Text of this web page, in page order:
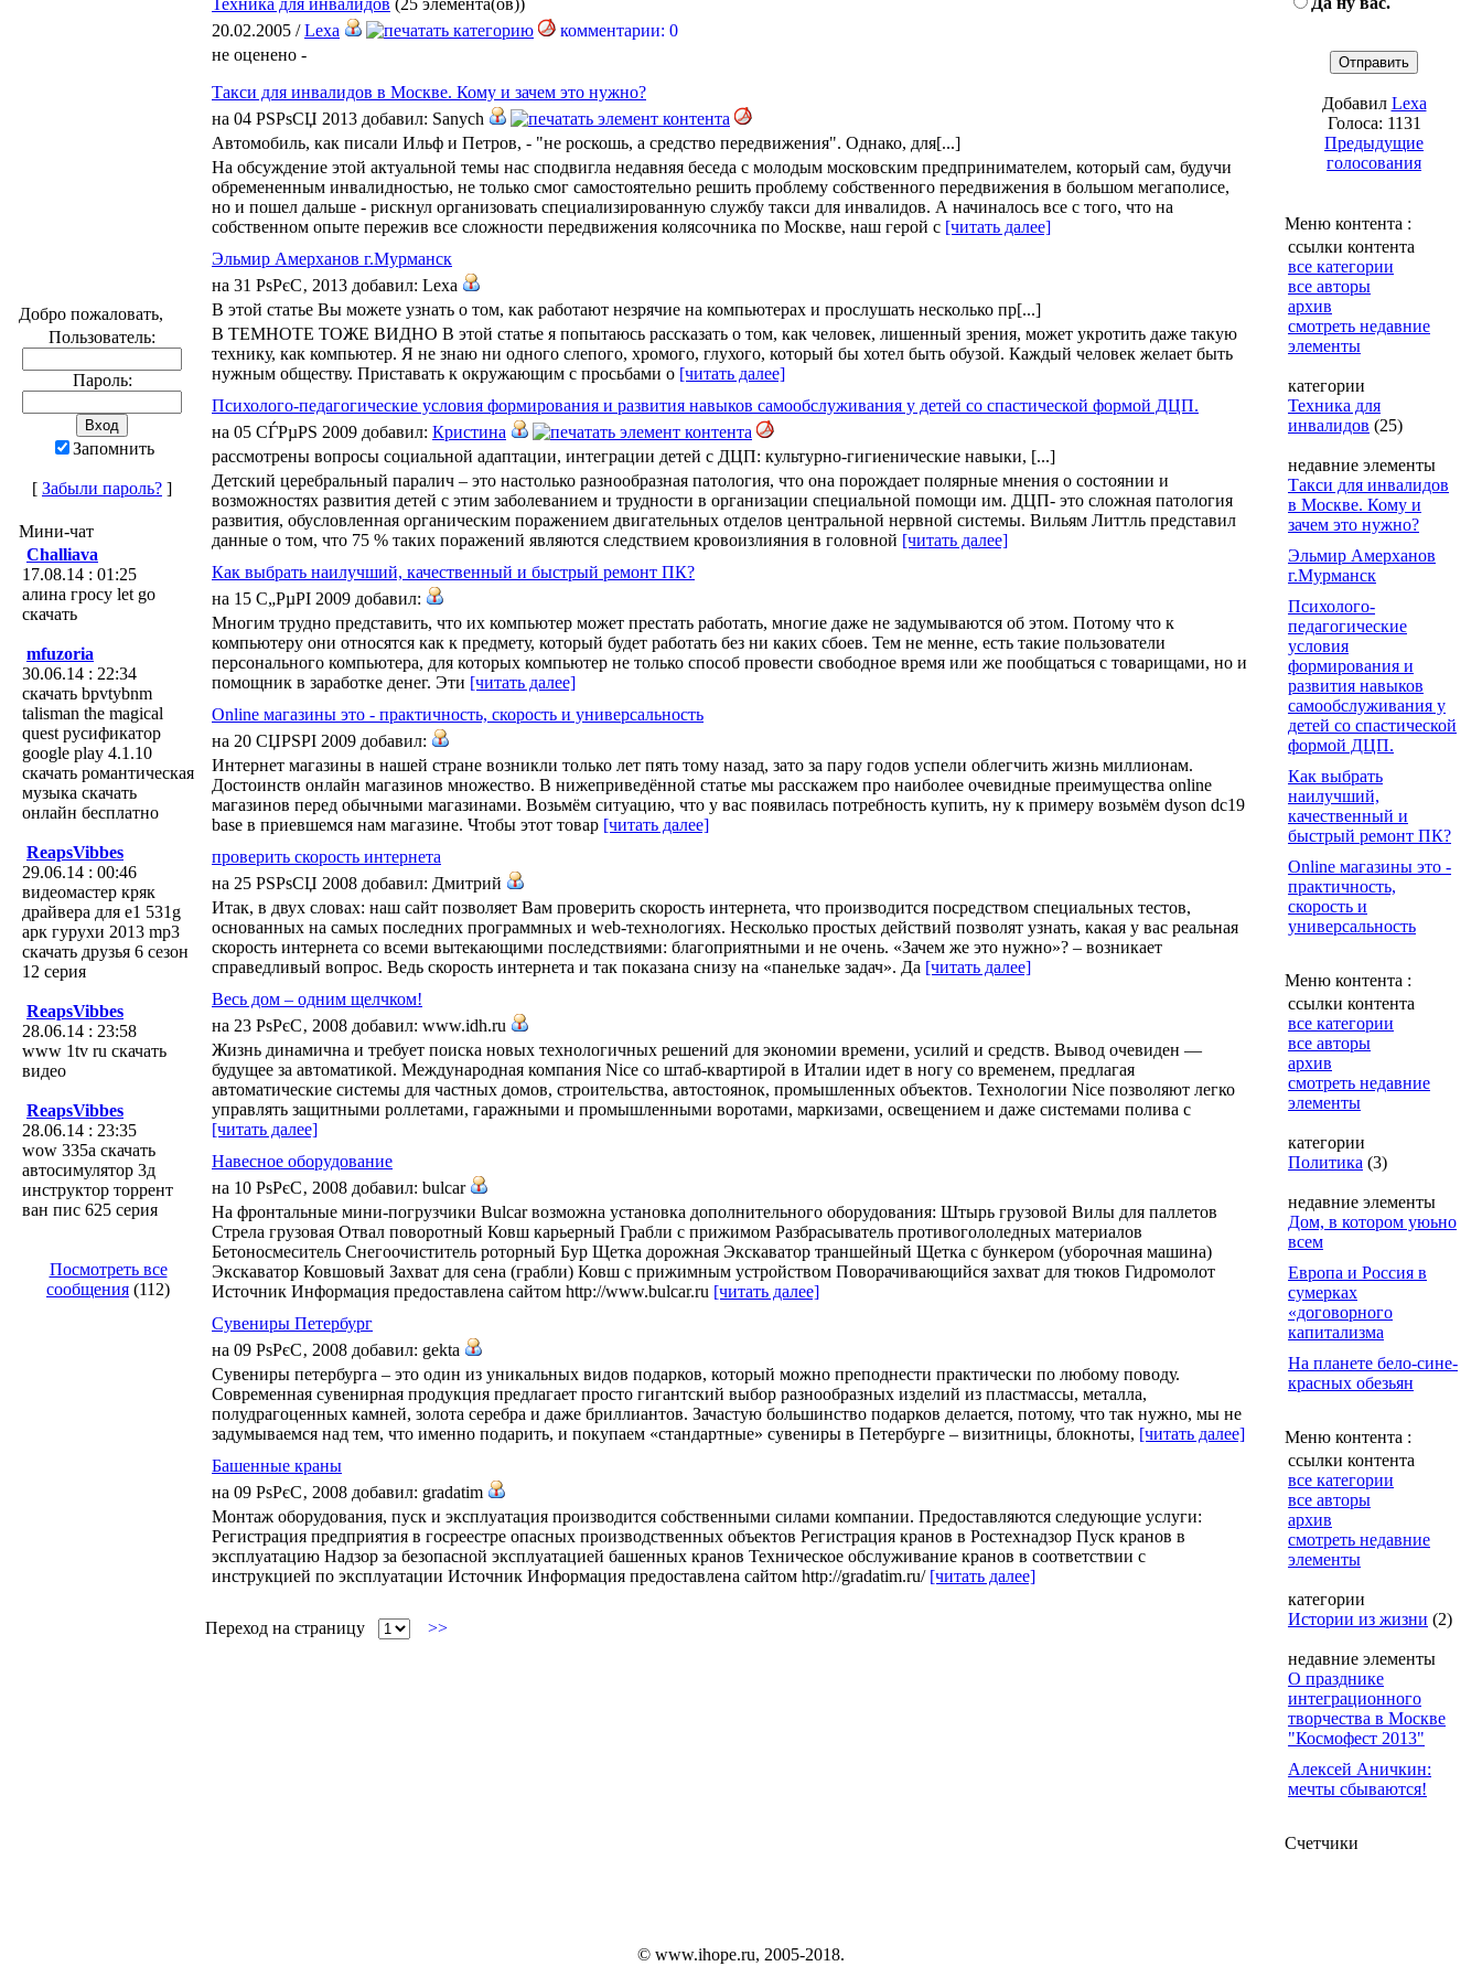
Добро пожаловать,
Пользователь:
Пароль:
Запомнить
[ Забыли пароль? ]
Мини-чат
Challiava
17.08.14 : 01:25
алина гросу let go
скачать
mfuzoria
30.06.14 : 22:34
скачать bpvtybnm
talisman the magical
quest русификатор
google play 4.1.10
скачать романтическая
музыка скачать
онлайн бесплатно
ReapsVibbes
29.06.14 : 00:46
видеомастер кряк
драйвера для e1 531g
арк гурухи 2013 mp3
скачать друзья 6 сезон
12 серия
ReapsVibbes
28.06.14 : 23:58
www 1tv ru скачать
видео
ReapsVibbes
28.06.14 : 23:35
wow 335а скачать
автосимулятор 3д
инструктор торрент
ван пис 625 серия
Посмотреть все
сообщения (112)
Техника для инвалидов (25 элемента(ов))
20.02.2005 /Lexa
комментарии: 0
не оценено -
Такси для инвалидов в Москве. Кому и зачем это нужно?
на 04 РЅРѕСЏ 2013 добавил: Sanych
Автомобиль, как писали Ильф и Петров, - "не роскошь, а средство передвижения". Однако, для[...]
На обсуждение этой актуальной темы нас сподвигла недавняя беседа с молодым московским предпринимателем, который сам, будучи
обремененным инвалидностью, не только смог самостоятельно решить проблему собственного передвижения в большом мегаполисе,
но и пошел дальше - рискнул организовать специализированную службу такси для инвалидов. А начиналось все с того, что на
собственном опыте пережив все сложности передвижения колясочника по Москве, наш герой с [читать далее]
Эльмир Амерханов г.Мурманск
на 31 РѕРєС‚ 2013 добавил: Lexa
В этой статье Вы можете узнать о том, как работают незрячие на компьютерах и прослушать несколько пр[...]
В ТЕМНОТЕ ТОЖЕ ВИДНО В этой статье я попытаюсь рассказать о том, как человек, лишенный зрения, может укротить даже такую
технику, как компьютер. Я не знаю ни одного слепого, хромого, глухого, который бы хотел быть обузой. Каждый человек желает быть
нужным обществу. Приставать к окружающим с просьбами о [читать далее]
Психолого-педагогические условия формирования и развития навыков самообслуживания у детей со спастической формой ДЦП.
на 05 СЃРµРЅ 2009 добавил: Кристина
рассмотрены вопросы социальной адаптации, интеграции детей с ДЦП: культурно-гигиенические навыки, [...]
Детский церебральный паралич – это настолько разнообразная патология, что она порождает полярные мнения о состоянии и
возможностях развития детей с этим заболеванием и трудности в организации специальной помощи им. ДЦП- это сложная патология
развития, обусловленная органическим поражением двигательных отделов центральной нервной системы. Вильям Литтль представил
данные о том, что 75 % таких поражений являются следствием кровоизлияния в головной [читать далее]
Как выбрать наилучший, качественный и быстрый ремонт ПК?
на 15 С„РµРІ 2009 добавил:
Многим трудно представить, что их компьютер может престать работать, многие даже не задумываются об этом. Потому что к
компьютеру они относятся как к предмету, который будет работать без ни каких сбоев. Тем не менне, есть такие пользователи
персонального компьютера, для которых компьютер не только способ провести свободное время или же пообщаться с товарищами, но и
помощник в заработке денег. Эти [читать далее]
Online магазины это - практичность, скорость и универсальность
на 20 СЏРЅРІ 2009 добавил:
Интернет магазины в нашей стране возникли только лет пять тому назад, зато за пару годов успели облегчить жизнь миллионам.
Достоинств онлайн магазинов множество. В нижеприведённой статье мы расскажем про наиболее очевидные преимущества оnline
магазинов перед обычными магазинами. Возьмём ситуацию, что у вас появилась потребность купить, ну к примеру возьмём dyson dc19
base в приевшемся нам магазине. Чтобы этот товар [читать далее]
проверить скорость интернета
на 25 РЅРѕСЏ 2008 добавил: Дмитрий
Итак, в двух словах: наш сайт позволяет Вам проверить скорость интернета, что производится посредством специальных тестов,
основанных на самых последних программных и web-технологиях. Несколько простых действий позволят узнать, какая у вас реальная
скорость интернета со всеми вытекающими последствиями: благоприятными и не очень. «Зачем же это нужно»? – возникает
справедливый вопрос. Ведь скорость интернета и так показана снизу на «панельке задач». Да [читать далее]
Весь дом – одним щелчком!
на 23 РѕРєС‚ 2008 добавил: www.idh.ru
Жизнь динамична и требует поиска новых технологичных решений для экономии времени, усилий и средств. Вывод очевиден —
будущее за автоматикой. Международная компания Nice со штаб-квартирой в Италии идет в ногу со временем, предлагая
автоматические системы для частных домов, строительства, автостоянок, промышленных объектов. Технологии Nice позволяют легко
управлять защитными роллетами, гаражными и промышленными воротами, маркизами, освещением и даже системами полива с
[читать далее]
Навесное оборудование
на 10 РѕРєС‚ 2008 добавил: bulcar
На фронтальные мини-погрузчики Bulcar возможна установка дополнительного оборудования: Штырь грузовой Вилы для паллетов
Стрела грузовая Отвал поворотный Ковш карьерный Грабли с прижимом Разбрасыватель противогололедных материалов
Бетоносмеситель Снегоочиститель роторный Бур Щетка дорожная Экскаватор траншейный Щетка с бункером (уборочная машина)
Экскаватор Ковшовый Захват для сена (грабли) Ковш с прижимным устройством Поворачивающийся захват для тюков Гидромолот
Источник Информация предоставлена сайтом http://www.bulcar.ru [читать далее]
Сувениры Петербург
на 09 РѕРєС‚ 2008 добавил: gekta
Сувениры петербурга – это один из уникальных видов подарков, который можно преподнести практически по любому поводу.
Современная сувенирная продукция предлагает просто гигантский выбор разнообразных изделий из пластмассы, металла,
полудрагоценных камней, золота серебра и даже бриллиантов. Зачастую большинство подарков делается, потому, что так нужно, мы не
задумываемся над тем, что именно подарить, и покупаем «стандартные» сувениры в Петербурге – визитницы, блокноты, [читать далее]
Башенные краны
на 09 РѕРєС‚ 2008 добавил: gradatim
Монтаж оборудования, пуск и эксплуатация производится собственными силами компании. Предоставляются следующие услуги:
Регистрация предприятия в госреестре опасных производственных объектов Регистрация кранов в Ростехнадзор Пуск кранов в
эксплуатацию Надзор за безопасной эксплуатацией башенных кранов Техническое обслуживание кранов в соответствии с
инструкцией по эксплуатации Источник Информация предоставлена сайтом http://gradatim.ru/ [читать далее]
Переход на страницу >>
Добавил Lexa
Голоса: 1131
Предыдущие
голосования
Меню контента :
ссылки контента
все категории
все авторы
архив
смотреть недавние
элементы
категории
Техника для
инвалидов (25)
недавние элементы
Такси для инвалидов
в Москве. Кому и
зачем это нужно?
Эльмир Амерханов
г.Мурманск
Психолого-
педагогические
условия
формирования и
развития навыков
самообслуживания у
детей со спастической
формой ДЦП.
Как выбрать
наилучший,
качественный и
быстрый ремонт ПК?
Online магазины это -
практичность,
скорость и
универсальность
Меню контента :
ссылки контента
все категории
все авторы
архив
смотреть недавние
элементы
категории
Политика (3)
недавние элементы
Дом, в котором уюьно
всем
Европа и Россия в
сумерках
«договорного
капитализма
На планете бело-сине-
красных обезьян
Меню контента :
ссылки контента
все категории
все авторы
архив
смотреть недавние
элементы
категории
Истории из жизни (2)
недавние элементы
О празднике
интеграционного
творчества в Москве
"Космофест 2013"
Алексей Аничкин:
мечты сбываются!
Счетчики
© www.ihope.ru, 2005-2018.